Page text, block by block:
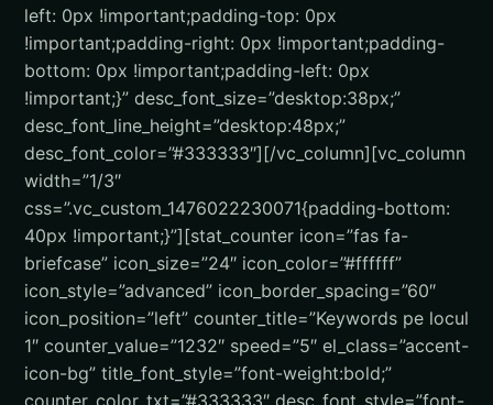
left: 0px !important;padding-top: 0px
!important;padding-right: 0px !important;padding-
bottom: 0px !important;padding-left: 0px
!important;}” desc_font_size=”desktop:38px;”
desc_font_line_height=”desktop:48px;”
desc_font_color=”#333333″][/vc_column][vc_column
width=”1/3″
css=”.vc_custom_1476022230071{padding-bottom:
40px !important;}”][stat_counter icon=”fas fa-
briefcase” icon_size=”24″ icon_color=”#ffffff”
icon_style=”advanced” icon_border_spacing=”60″
icon_position=”left” counter_title=”Keywords pe locul
1″ counter_value=”1232″ speed=”5″ el_class=”accent-
icon-bg” title_font_style=”font-weight:bold;”
counter_color_txt=”#333333″ desc_font_style=”font-